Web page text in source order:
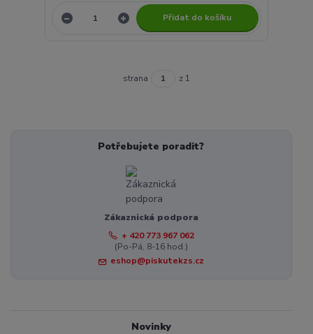
Přidat do košíku
strana z 1
Potřebujete poradit?
Zákaznická podpora
+ 420 773 967 062
(Po-Pá, 8-16 hod.)
eshop@piskutekzs.cz
Novinky